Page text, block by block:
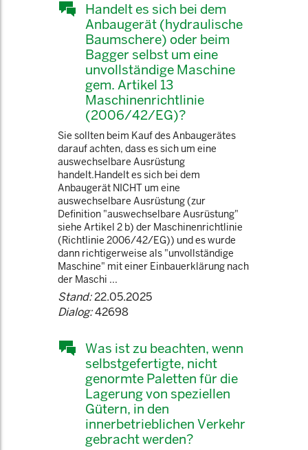
Handelt es sich bei dem
Anbaugerät (hydraulische
Baumschere) oder beim
Bagger selbst um eine
unvollständige Maschine
gem. Artikel 13
Maschinenrichtlinie
(2006/42/EG)?
Sie sollten beim Kauf des Anbaugerätes
darauf achten, dass es sich um eine
auswechselbare Ausrüstung
handelt.Handelt es sich bei dem
Anbaugerät NICHT um eine
auswechselbare Ausrüstung (zur
Definition "auswechselbare Ausrüstung"
siehe Artikel 2 b) der Maschinenrichtlinie
(Richtlinie 2006/42/EG)) und es wurde
dann richtigerweise als "unvollständige
Maschine" mit einer Einbauerklärung nach
der Maschi ...
Stand:22.05.2025
Dialog:42698
Was ist zu beachten, wenn
selbstgefertigte, nicht
genormte Paletten für die
Lagerung von speziellen
Gütern, in den
innerbetrieblichen Verkehr
gebracht werden?